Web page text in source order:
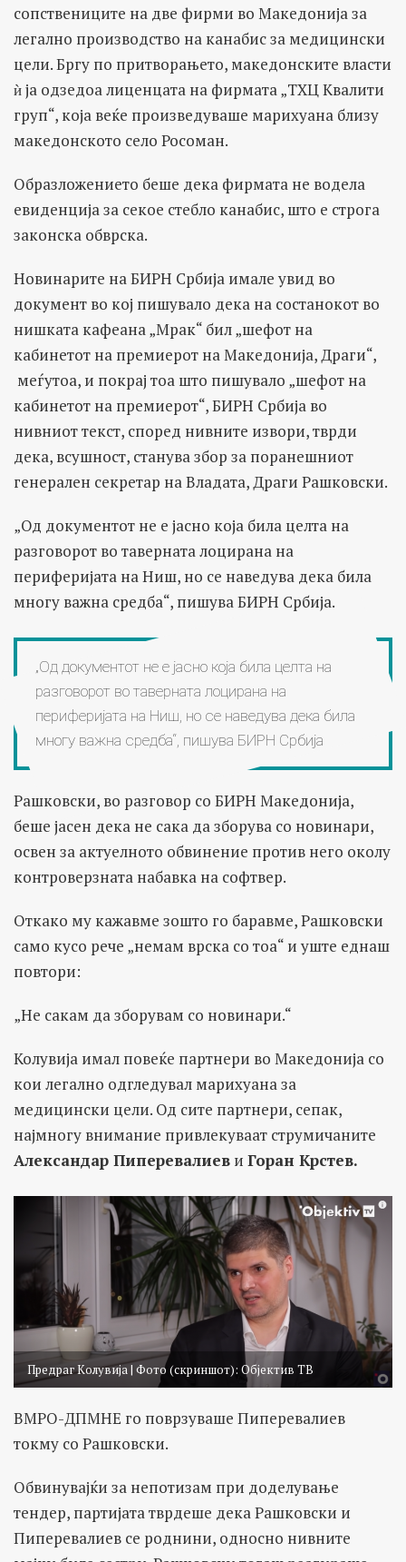
сопствениците на две фирми во Македонија за
легално производство на канабис за медицински
цели. Бргу по притворањето, македонските власти
ѝ ја одзедоа лиценцата на фирмата „ТХЦ Квалити
груп“, која веќе произведуваше марихуана близу
македонското село Росоман.
Образложението беше дека фирмата не водела
евиденција за секое стебло канабис, што е строга
законска обврска.
Новинарите на БИРН Србија имале увид во
документ во кој пишувало дека на состанокот во
нишката кафеана „Мрак“ бил „шефот на
кабинетот на премиерот на Македонија, Драги“,
меѓутоа, и покрај тоа што пишувало „шефот на
кабинетот на премиерот“, БИРН Србија во
нивниот текст, според нивните извори, тврди
дека, всушност, станува збор за поранешниот
генерален секретар на Владата, Драги Рашковски.
„Од документот не е јасно која била целта на
разговорот во таверната лоцирана на
периферијата на Ниш, но се наведува дека била
многу важна средба“, пишува БИРН Србија.
„Од документот не е јасно која била целта на
разговорот во таверната лоцирана на
периферијата на Ниш, но се наведува дека била
многу важна средба“, пишува БИРН Србија
Рашковски, во разговор со БИРН Македонија,
беше јасен дека не сака да зборува со новинари,
освен за актуелното обвинение против него околу
контроверзната набавка на софтвер.
Откако му кажавме зошто го баравме, Рашковски
само кусо рече „немам врска со тоа“ и уште еднаш
повтори:
„Не сакам да зборувам со новинари.“
Колувија имал повеќе партнери во Македонија со
кои легално одгледувал марихуана за
медицински цели. Од сите партнери, сепак,
најмногу внимание привлекуваат струмичаните
Александар Пиперевалиев и Горан Крстев.
Предраг Колувија | Фото (скриншот): Објектив ТВ
ВМРО-ДПМНЕ го поврзуваше Пиперевалиев
токму со Рашковски.
Обвинувајќи за непотизам при доделување
тендер, партијата тврдеше дека Рашковски и
Пиперевалиев се роднини, односно нивните